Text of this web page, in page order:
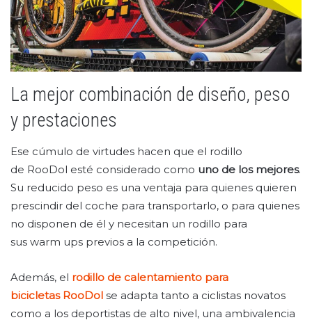
La mejor combinación de diseño, peso
y prestaciones
Ese cúmulo de virtudes hacen que el rodillo
de RooDol esté considerado como uno de los mejores.
Su reducido peso es una ventaja para quienes quieren
prescindir del coche para transportarlo, o para quienes
no disponen de él y necesitan un rodillo para
sus warm ups previos a la competición.
Además, el rodillo de calentamiento para
bicicletas RooDol se adapta tanto a ciclistas novatos
como a los deportistas de alto nivel, una ambivalencia